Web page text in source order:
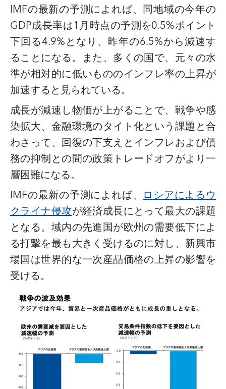
IMFの最新の予測によれば、同地域の今年の
GDP成長率は1月時点の予測を0.5%ポイント
下回る4.9%となり、昨年の6.5%から減速す
ることになる。また、多くの国で、元々の水
準が相対的に低いもののインフレ率の上昇が
加速すると見られている。
成長が減速し物価が上がることで、戦争や感
染拡大、金融環境のタイト化という課題と合
わさって、回復の下支えとインフレおよび債
務の抑制との間の政策トレードオフがより一
層困難になる。
IMFの最新の予測によれば、ロシアによるウ
クライナ侵攻が経済成長にとって最大の課題
となる。域内の先進国が欧州の需要低下によ
る打撃を最も大きく受けるのに対し、新興市
場国は世界的な一次産品価格の上昇の影響を
受ける。